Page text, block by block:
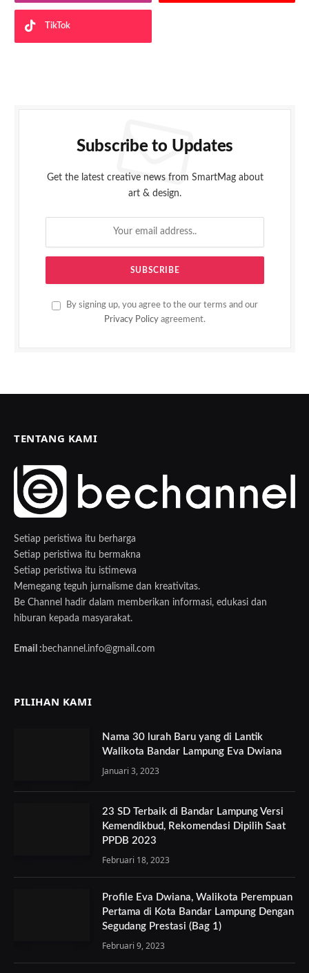
TikTok
Subscribe to Updates
Get the latest creative news from SmartMag about
art & design.
By signing up, you agree to the our terms and our
Privacy Policy agreement.
TENTANG KAMI
Setiap peristiwa itu berharga
Setiap peristiwa itu bermakna
Setiap peristiwa itu istimewa
Memegang teguh jurnalisme dan kreativitas.
Be Channel hadir dalam memberikan informasi, edukasi dan
hiburan kepada masyarakat.
Email : bechannel.info@gmail.com
PILIHAN KAMI
Nama 30 lurah Baru yang di Lantik
Walikota Bandar Lampung Eva Dwiana
Januari 3, 2023
23 SD Terbaik di Bandar Lampung Versi
Kemendikbud, Rekomendasi Dipilih Saat
PPDB 2023
Februari 18, 2023
Profile Eva Dwiana, Walikota Perempuan
Pertama di Kota Bandar Lampung Dengan
Segudang Prestasi (Bag 1)
Februari 9, 2023